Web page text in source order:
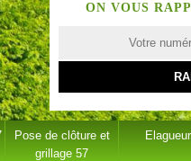
ON VOUS
Pose de clôture et
grillage 57